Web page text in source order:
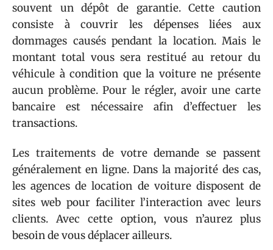
souvent un dépôt de garantie. Cette caution
consiste à couvrir les dépenses liées aux
dommages causés pendant la location. Mais le
montant total vous sera restitué au retour du
véhicule à condition que la voiture ne présente
aucun problème. Pour le régler, avoir une carte
bancaire est nécessaire afin d’effectuer les
transactions.
Les traitements de votre demande se passent
généralement en ligne. Dans la majorité des cas,
les agences de location de voiture disposent de
sites web pour faciliter l’interaction avec leurs
clients. Avec cette option, vous n’aurez plus
besoin de vous déplacer ailleurs.